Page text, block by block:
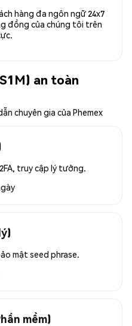
hàng đa ngôn ngữ 24x7
đồng của chúng tôi trên
an toàn
chuyên gia của Phemex
truy cập lý tưởng.
mật seed phrase.
mềm)